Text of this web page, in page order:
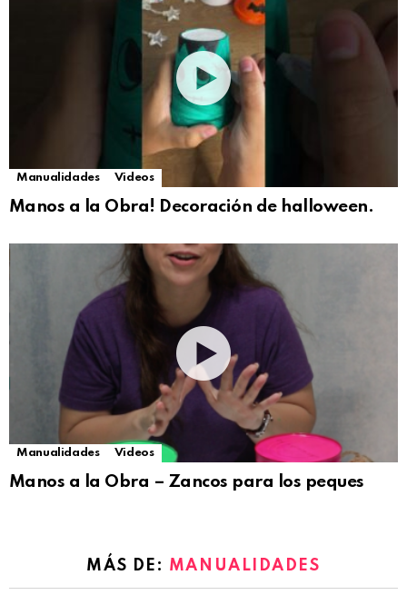
Manualidades Videos
Manos a la Obra! Decoración de halloween.
Manualidades Videos
Manos a la Obra – Zancos para los peques
MÁS DE: MANUALIDADES